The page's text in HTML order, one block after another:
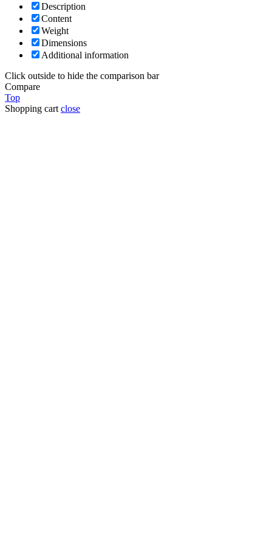
Description
Content
Weight
Dimensions
Additional information
Click outside to hide the comparison bar
Compare
Top
Shopping cart close